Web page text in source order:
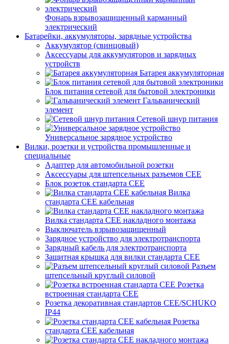
Фонарь взрывозащищенный карманный
электрический
Батарейки, аккумуляторы, зарядные устройства
Аккумулятор (свинцовый)
Аксессуары для аккумуляторов и зарядных
устройств
Батарея аккумуляторная
Блок питания сетевой для бытовой электроники
Гальванический
элемент
Сетевой шнур питания
Универсальное зарядное устройство
Вилки, розетки и устройства промышленные и
специальные
Адаптер для автомобильной розетки
Аксессуары для штепсельных разъемов CEE
Блок розеток стандарта CEE
Вилка
стандарта CEE кабельная
Вилка стандарта CEE накладного монтажа
Выключатель взрывозащищенный
Зарядное устройство для электротранспорта
Зарядный кабель для электротранспорта
Защитная крышка для вилки стандарта CEE
Разъем
штепсельный круглый силовой
Розетка
встроенная стандарта CEE
Розетка декоративная стандартов CEE/SCHUKO
IP44
Розетка
стандарта СЕЕ кабельная